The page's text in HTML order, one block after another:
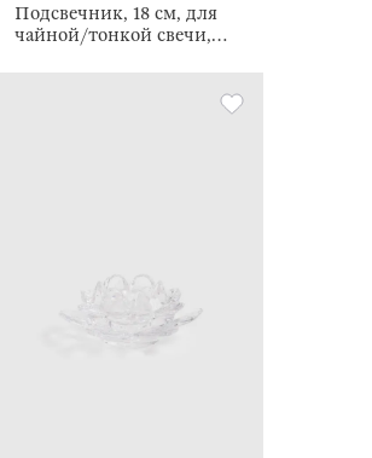
Подсвечник, 18 см, для
чайной/тонкой свечи,